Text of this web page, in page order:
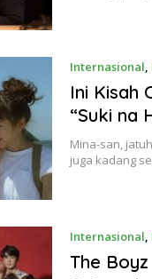
Internasional,
Ini Kisah
“Suki na
Mina-san,
juga kadang
Internasional,
The